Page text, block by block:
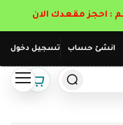
انشئ حساب تسجيل دخول